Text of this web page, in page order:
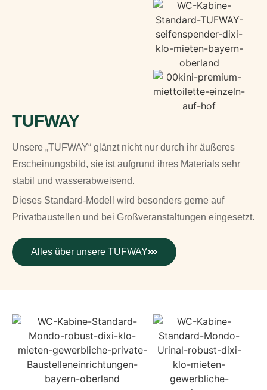
TUFWAY
Unsere „TUFWAY“ glänzt nicht nur durch ihr äußeres
Erscheinungsbild, sie ist aufgrund ihres Materials sehr
stabil und wasserabweisend.
Dieses Standard-Modell wird besonders gerne auf
Privatbaustellen und bei Großveranstaltungen eingesetzt.
Alles über unsere TUFWAY